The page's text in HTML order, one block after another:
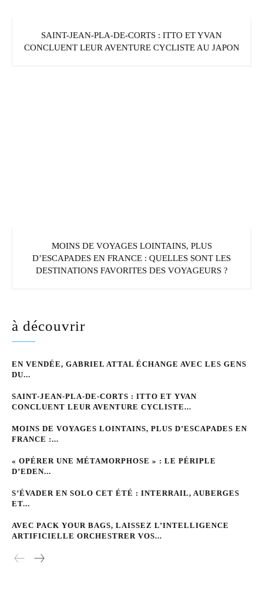
SAINT-JEAN-PLA-DE-CORTS : ITTO ET YVAN
CONCLUENT LEUR AVENTURE CYCLISTE AU JAPON
MOINS DE VOYAGES LOINTAINS, PLUS
D’ESCAPADES EN FRANCE : QUELLES SONT LES
DESTINATIONS FAVORITES DES VOYAGEURS ?
à découvrir
EN VENDÉE, GABRIEL ATTAL ÉCHANGE AVEC LES GENS
DU...
SAINT-JEAN-PLA-DE-CORTS : ITTO ET YVAN
CONCLUENT LEUR AVENTURE CYCLISTE...
MOINS DE VOYAGES LOINTAINS, PLUS D’ESCAPADES EN
FRANCE :...
« OPÉRER UNE MÉTAMORPHOSE » : LE PÉRIPLE
D’EDEN...
S’ÉVADER EN SOLO CET ÉTÉ : INTERRAIL, AUBERGES
ET...
AVEC PACK YOUR BAGS, LAISSEZ L’INTELLIGENCE
ARTIFICIELLE ORCHESTRER VOS...